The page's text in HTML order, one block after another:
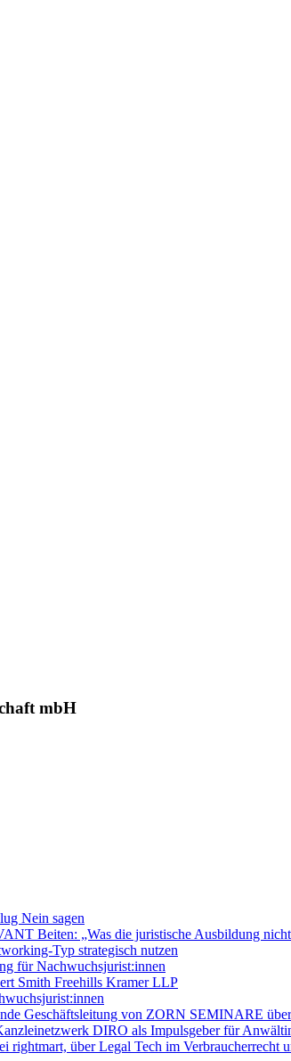
mbH
Nein sagen
Beiten: „Was die juristische Ausbildung
Typ strategisch nutzen
für Nachwuchsjurist:innen
Smith Freehills Kramer LLP
Geschäftsleitung von ZORN SEMINARE
DIRO als Impulsgeber für
über Legal Tech im Verbraucherrecht